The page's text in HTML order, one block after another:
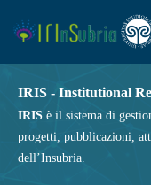
IRIS - Institutional
IRIS è il sistema di
progetti, pubblicazioni,
dell’Insubria.